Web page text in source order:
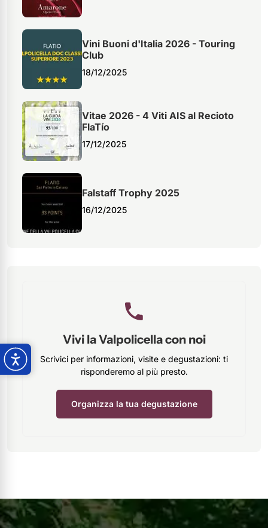
Vini Buoni d'Italia 2026 - Touring
Club
18/12/2025
Vitae 2026 - 4 Viti AIS al Recioto
FlaTío
17/12/2025
Falstaff Trophy 2025
16/12/2025
Vivi la Valpolicella con noi
Scrivici per informazioni, visite e degustazioni: ti
risponderemo al più presto.
Organizza la tua degustazione